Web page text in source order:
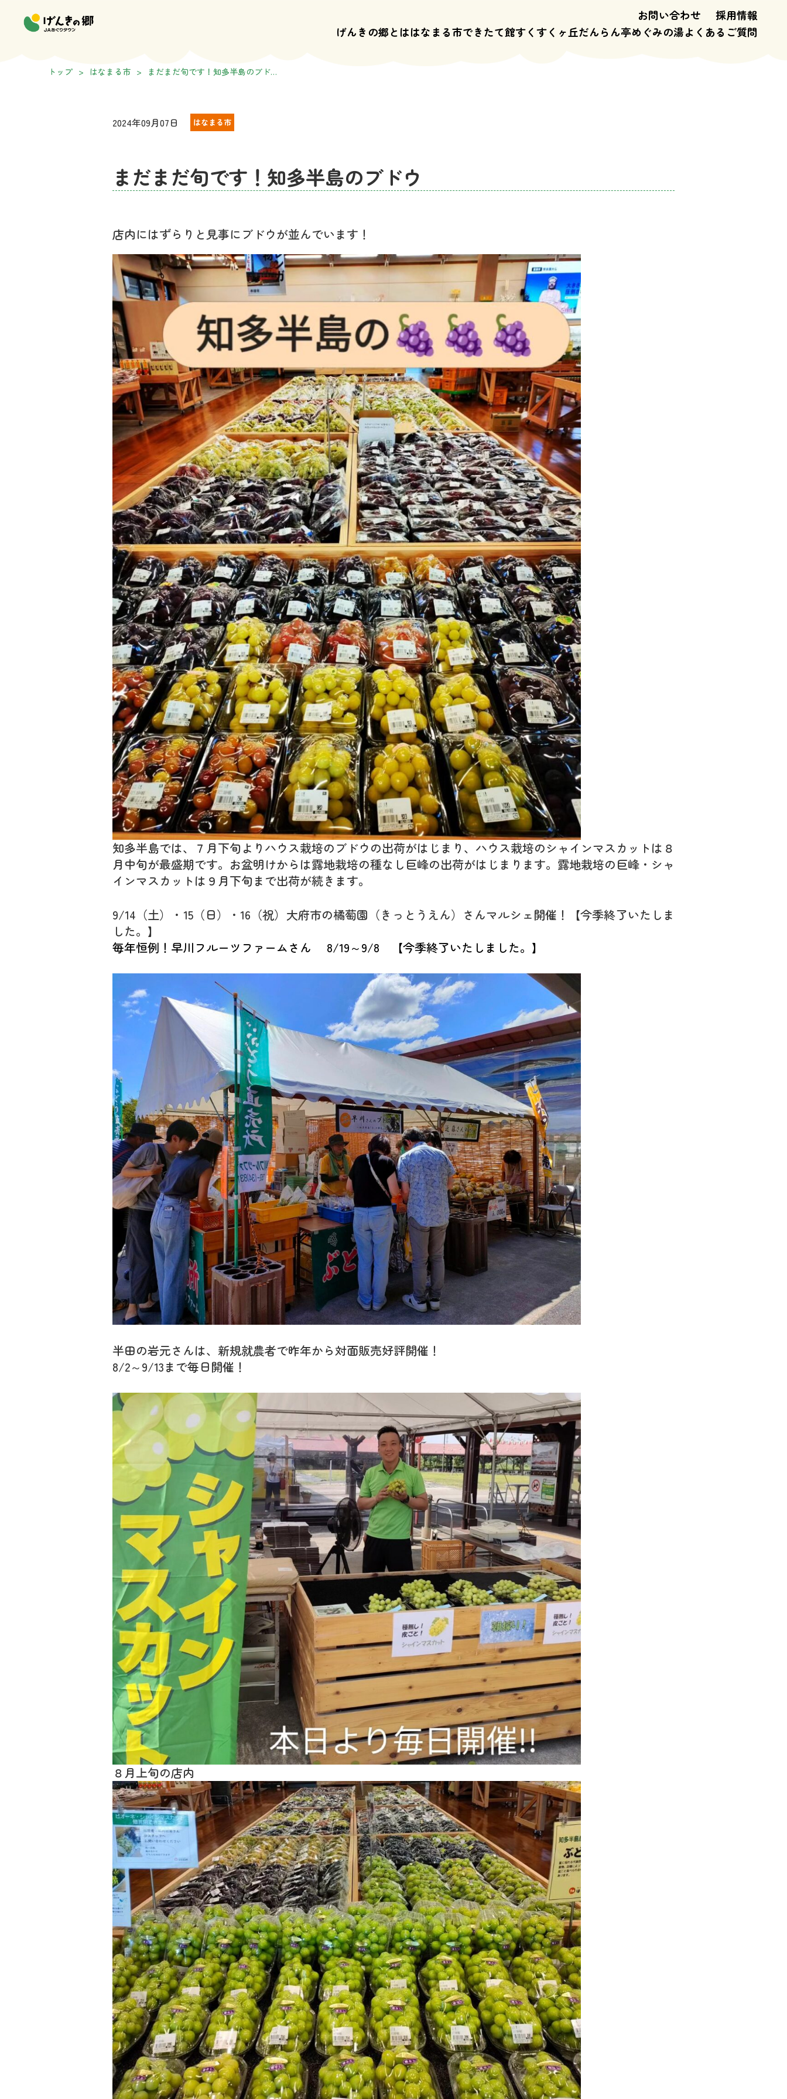
お問い合わせ
採用情報
げんきの郷とははなまる市できたて館すくすくヶ丘だんらん亭めぐみの湯よくあるご質問
トップ > はなまる市 > まだまだ旬です！知多半島のブド…
2024年09月07日 はなまる市
まだまだ旬です！知多半島のブドウ
店内にはずらりと見事にブドウが並んでいます！
知多半島では、７月下旬よりハウス栽培のブドウの出荷がはじまり、ハウス栽培のシャインマスカットは８
月中旬が最盛期です。お盆明けからは露地栽培の種なし巨峰の出荷がはじまります。露地栽培の巨峰・シャ
インマスカットは９月下旬まで出荷が続きます。
9/14（土）・15（日）・16（祝）大府市の橘萄園（きっとうえん）さんマルシェ開催！【今季終了いたしま
した。】
毎年恒例！早川フルーツファームさん 8/19～9/8
【今季終了いたしました。】
半田の岩元さんは、新規就農者で昨年から対面販売好評開催！
8/2～9/13まで毎日開催！
８月上旬の店内